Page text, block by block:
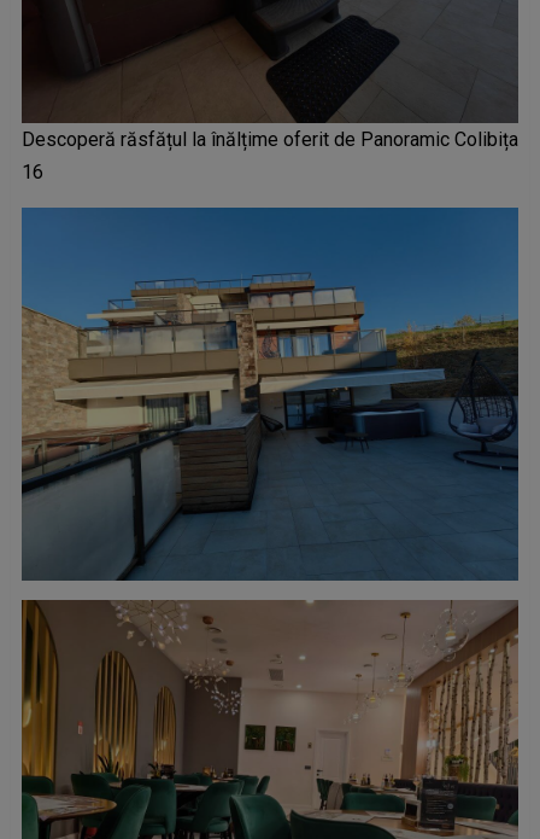
Descoperă răsfățul la înălțime oferit de Panoramic Colibița
16